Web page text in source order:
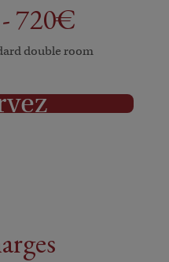
720€
double room